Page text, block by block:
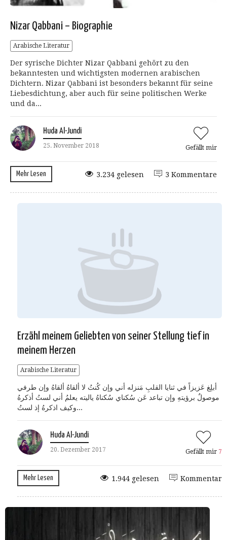
Nizar Qabbani – Biographie
Arabische Literatur
Der syrische Dichter Nizar Qabbani gehört zu den
bekanntesten und wichtigsten modernen arabischen
Dichtern. Nizar Qabbani ist besonders bekannt für seine
Liebesdichtung, aber auch für seine politischen Werke
und da...
Huda Al-Jundi
25. November 2018 Gefällt mir
Mehr Lesen 3 Kommentare
3.234 gelesen
Erzähl meinem Geliebten von seiner Stellung tief in
meinem Herzen
Arabische Literatur
أبلِغ عَزيزاً في ثنايا القلبِ مَنزله أني وإن كُنتُ لا ألقاهُ ألقاهُ وإن طرفي
موصولٌ برؤيتهِ وإن تباعد عَن سُكناي سُكناهُ ياليته يعلمُ أني لستُ أذكرهُ
وكيف اذكرهُ إذ لستُ...
Huda Al-Jundi
20. Dezember 2017 Gefällt mir 7
Mehr Lesen Kommentar
1.944 gelesen